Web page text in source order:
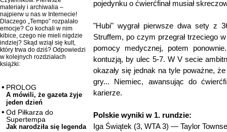
materiały i archiwalia –
najpierw u nas w Internecie!
Dlaczego „Tempo” rozpalało
emocje? Co kochali w nim
kibice, czego nie mieli nigdzie
indziej? Skąd wziął się kult,
który trwa do dziś? Odpowiedzi
w kolejnych rozdziałach
książki:
PROLOG
A mówili, że gazeta żyje
jeden dzień
Od Piłkarza do
Supertempa
Jak narodziła się legenda
pojedynku o ćwierćfinał musiał
"Hubi" wygrał pierwsze dwa sety z
Struffem, po czym przegrał trzeciego
pomocy medycznej, potem
kontuzją, by ulec 5-7. W V secie
okazały się jednak na tyle poważne,
gry... Niemiec, awansując do
karierze.
Polskie wyniki w 1. rundzie:
Iga Świątek (3, WTA 3) — Taylor